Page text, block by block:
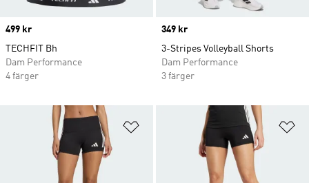
Price
499 kr
TECHFIT Bh
Dam Performance
4 färger
Price
349 kr
3-Stripes Volleyball Shorts
Dam Performance
3 färger
Lägg till på önskelistan